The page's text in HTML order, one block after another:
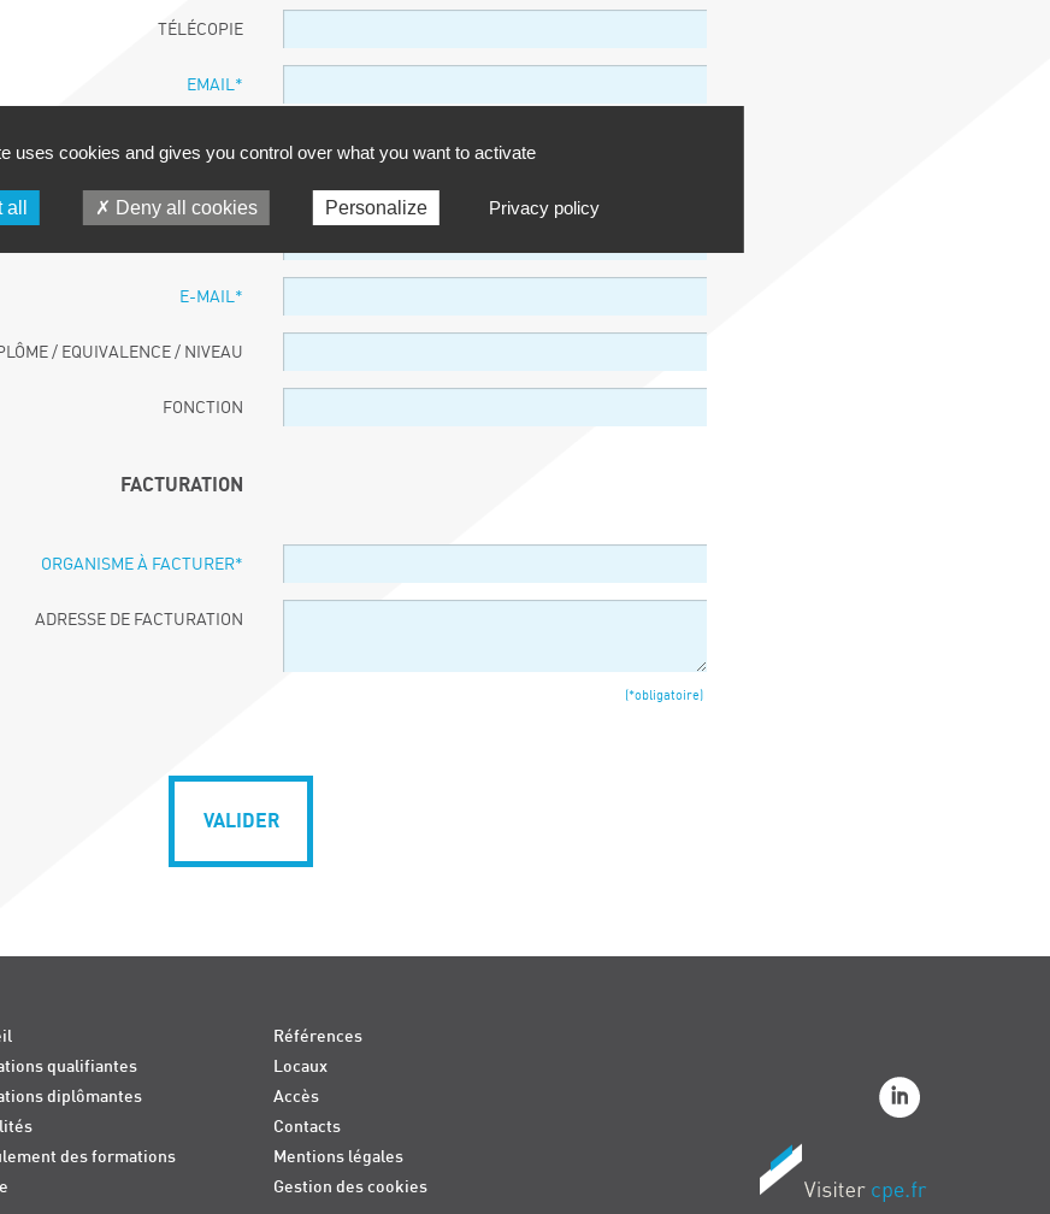
TÉLÉCOPIE
EMAIL*
PARTICIPANT
E-MAIL*
/ EQUIVALENCE / NIVEAU
FONCTION
FACTURATION
ORGANISME À FACTURER*
ADRESSE DE FACTURATION
(*obligatoire)
VALIDER
qualifiantes
diplômantes
des formations
Références
Locaux
Accès
Contacts
Mentions légales
Gestion des cookies
uses cookies and gives you control over what you want to activate
Deny all cookies Personalize Privacy policy